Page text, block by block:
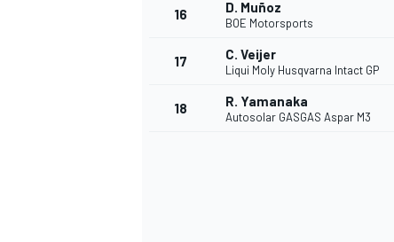
16 D. Muñoz
BOE Motorsports
17 C. Veijer
Liqui Moly Husqvarna Intact GP
18 R. Yamanaka
Autosolar GASGAS Aspar M3